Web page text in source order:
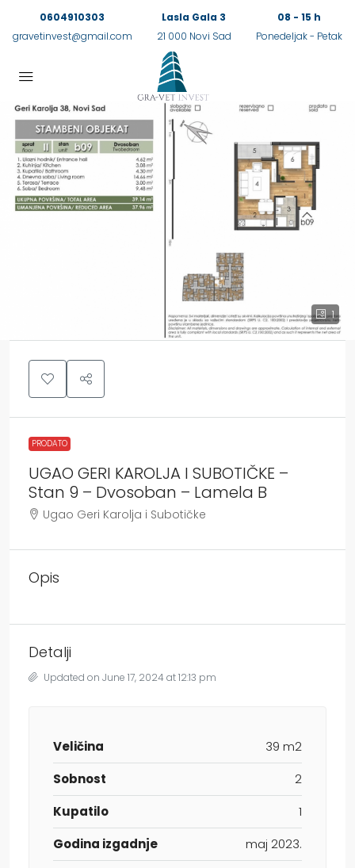
0604910303
gravetinvest@gmail.com
Lasla Gala 3
21 000 Novi Sad
08 - 15 h
Ponedeljak - Petak
1
PRODATO
UGAO GERI KAROLJA I SUBOTIČKE –
Stan 9 – Dvosoban – Lamela B
Ugao Geri Karolja i Subotičke
Opis
Detalji
Updated on June 17, 2024 at 12:13 pm
Veličina
39 m2
Sobnost
2
Kupatilo
1
Godina izgadnje
maj 2023.